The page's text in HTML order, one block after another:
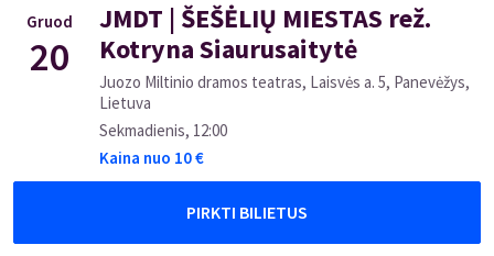
Gruod
20
JMDT | ŠEŠĖLIŲ MIESTAS rež.
Kotryna Siaurusaitytė
Juozo Miltinio dramos teatras, Laisvės a. 5, Panevėžys,
Lietuva
Sekmadienis, 12:00
Kaina nuo 10€
PIRKTI BILIETUS